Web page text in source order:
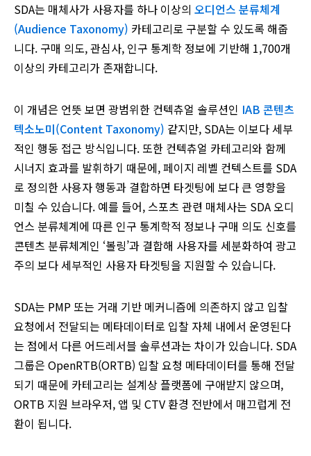
SDA는 매체사가 사용자를 하나 이상의 오디언스 분류체계
(Audience Taxonomy) 카테고리로 구분할 수 있도록 해줍
니다. 구매 의도, 관심사, 인구 통계학 정보에 기반해 1,700개
이상의 카테고리가 존재합니다.
이 개념은 언뜻 보면 광범위한 컨텍츄얼 솔루션인 IAB 콘텐츠
텍소노미(Content Taxonomy) 같지만, SDA는 이보다 세부
적인 행동 접근 방식입니다. 또한 컨텍츄얼 카테고리와 함께
시너지 효과를 발휘하기 때문에, 페이지 레벨 컨텍스트를 SDA
로 정의한 사용자 행동과 결합하면 타겟팅에 보다 큰 영향을
미칠 수 있습니다. 예를 들어, 스포츠 관련 매체사는 SDA 오디
언스 분류체계에 따른 인구 통계학적 정보나 구매 의도 신호를
콘텐츠 분류체계인 ‘볼링’과 결합해 사용자를 세분화하여 광고
주의 보다 세부적인 사용자 타겟팅을 지원할 수 있습니다.
SDA는 PMP 또는 거래 기반 메커니즘에 의존하지 않고 입찰
요청에서 전달되는 메타데이터로 입찰 자체 내에서 운영된다
는 점에서 다른 어드레서블 솔루션과는 차이가 있습니다. SDA
그룹은 OpenRTB(ORTB) 입찰 요청 메타데이터를 통해 전달
되기 때문에 카테고리는 설계상 플랫폼에 구애받지 않으며,
ORTB 지원 브라우저, 앱 및 CTV 환경 전반에서 매끄럽게 전
환이 됩니다.